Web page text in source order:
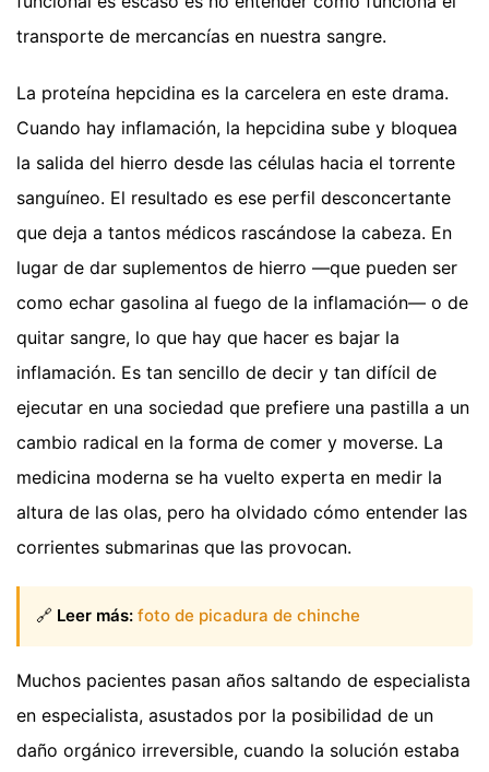
transporte de mercancías en nuestra sangre.
La proteína hepcidina es la carcelera en este drama.
Cuando hay inflamación, la hepcidina sube y bloquea
la salida del hierro desde las células hacia el torrente
sanguíneo. El resultado es ese perfil desconcertante
que deja a tantos médicos rascándose la cabeza. En
lugar de dar suplementos de hierro —que pueden ser
como echar gasolina al fuego de la inflamación— o de
quitar sangre, lo que hay que hacer es bajar la
inflamación. Es tan sencillo de decir y tan difícil de
ejecutar en una sociedad que prefiere una pastilla a un
cambio radical en la forma de comer y moverse. La
medicina moderna se ha vuelto experta en medir la
altura de las olas, pero ha olvidado cómo entender las
corrientes submarinas que las provocan.
🔗 Leer más: foto de picadura de chinche
Muchos pacientes pasan años saltando de especialista
en especialista, asustados por la posibilidad de un
daño orgánico irreversible, cuando la solución estaba